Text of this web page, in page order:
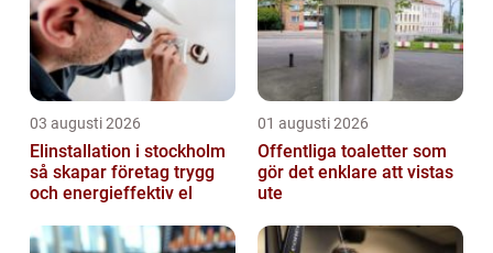
03 augusti 2026
Elinstallation i stockholm
så skapar företag trygg
och energieffektiv el
01 augusti 2026
Offentliga toaletter som
gör det enklare att vistas
ute